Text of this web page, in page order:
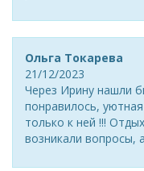
Ольга Токарева
21/12/2023
Через Ирину нашли
понравилось,
только к ней !!!
возникали вопросы,